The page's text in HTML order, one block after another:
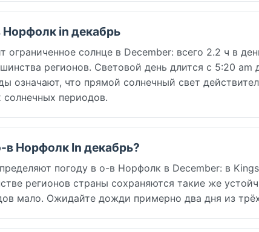
Норфолк in декабрь
ограниченное солнце в December: всего 2.2 ч в
регионов. Световой день длится с 5:20 am
означают, что прямой солнечный свет
периодов.
в Норфолк In декабрь?
погоду в о-в Норфолк в December: в
регионов страны сохраняются такие же
мало. Ожидайте дожди примерно два дня из